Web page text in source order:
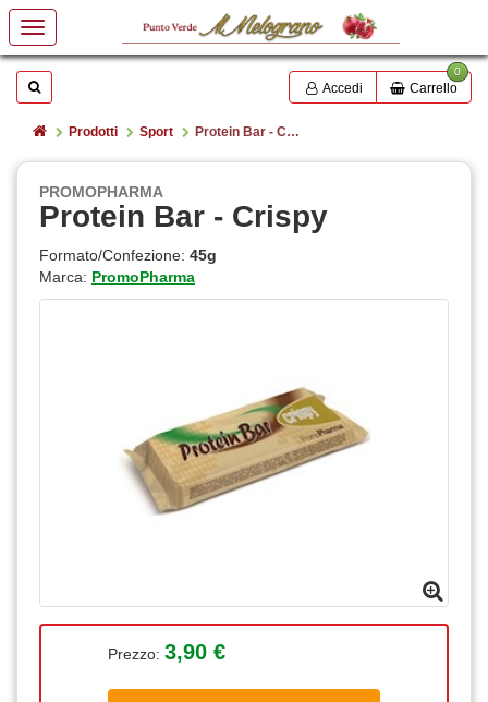
Cerca Accedi
0
Carrello
HomeProdotti Sport Protein Bar - Crispy
PROMOPHARMA
Protein Bar - Crispy
Formato/Confezione: 45g
Marca: PromoPharma
Prezzo: 3,90 €